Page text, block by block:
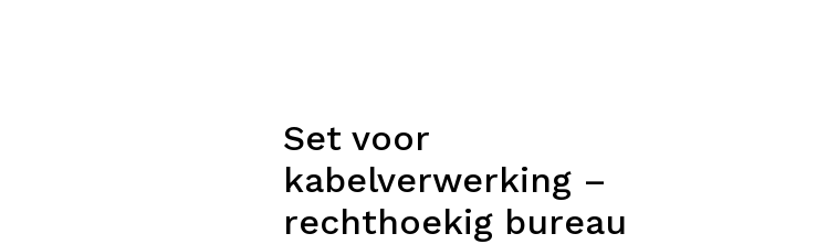
Set voor
kabelverwerking –
rechthoekig bureau